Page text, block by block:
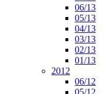
06/13
05/13
04/13
03/13
02/13
01/13
2012
06/12
05/12